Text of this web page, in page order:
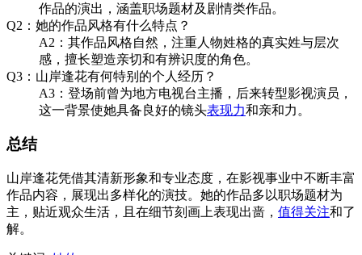
作品的演出，涵盖职场题材及剧情类作品。
Q2：她的作品风格有什么特点？
A2：其作品风格自然，注重人物姓格的真实姓与层次
感，擅长塑造亲切和有辨识度的角色。
Q3：山岸逢花有何特别的个人经历？
A3：登场前曾为地方电视台主播，后来转型影视演员，
这一背景使她具备良好的镜头表现力和亲和力。
总结
山岸逢花凭借其清新形象和专业态度，在影视事业中不断丰富
作品内容，展现出多样化的演技。她的作品多以职场题材为
主，贴近观众生活，且在细节刻画上表现出啬， 值得关注和了
解。